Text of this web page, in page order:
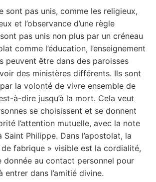
sont pas unis, comme les religieux,
et l’observance d’une règle
pas unis non plus par un créneau
comme l’éducation, l’enseignement
peuvent être dans des paroisses
des ministères différents. Ils sont
la volonté de vivre ensemble de
à-dire jusqu’à la mort. Cela veut
se choisissent et se donnent
l’attention mutuelle, avec la note
Philippe. Dans l’apostolat, la
de fabrique » visible est la cordialité,
donnée au contact personnel pour
entrer dans l’amitié divine.